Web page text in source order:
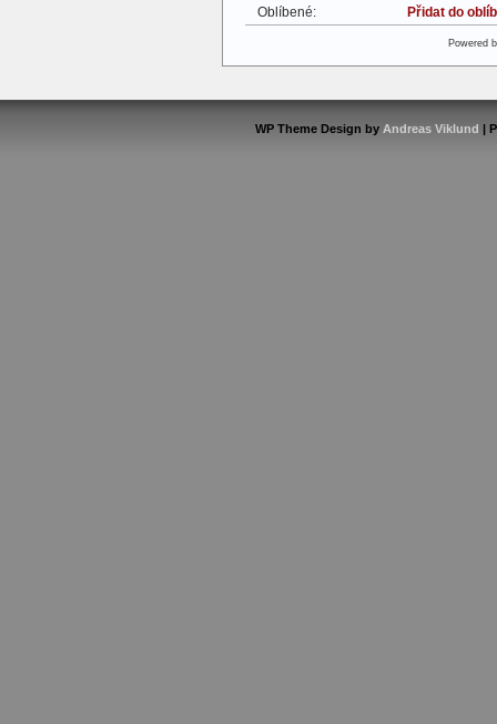
Oblíbené:
Přidat do
Powered
WP Theme Design by Andreas Viklund |